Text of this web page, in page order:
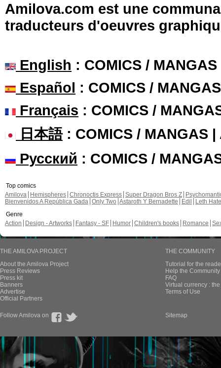
Amilova.com est une
traducteurs d'oeuvres
English : COMICS /
Español : COMICS /
Français : COMICS /
日本語: COMICS / MANGAS |
Русский : COMICS /
Top comics
Amilova
Hemispheres Chronoctis Express Super Dragon Bros Z
Bienvenidos A República Gada Only Two Astaroth Y Bernadette Edil
Leth Hate
Genre
Action
Design - Artworks Fantasy - SF Humor Children's books Romance
THE AMILOVA PROJECT
About the Amilova Project
Press Reviews
Press kit
Banners
Advertise
Official Partners
THE COMMUNITY
Tutorial for the
Help the
FAQ
Virtual currency :
Terms of Use
Follow Amilova on Sitemap